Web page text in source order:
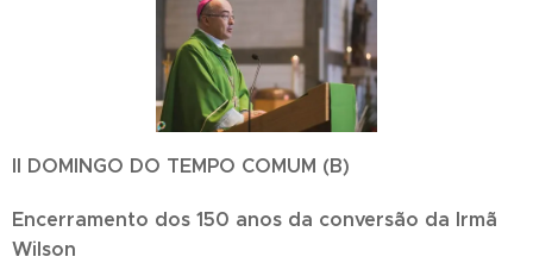
II DOMINGO DO TEMPO COMUM (B)
Encerramento dos 150 anos da conversão da Irmã
Wilson